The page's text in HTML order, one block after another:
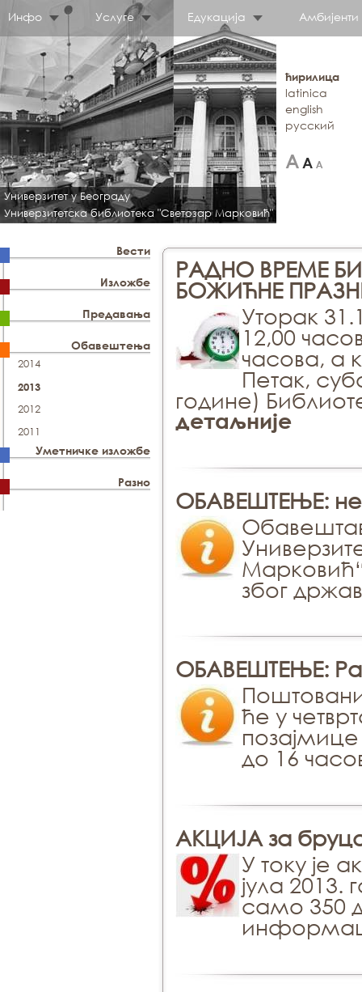
Инфо Услуге Едукација Амбијенти
Универзитет у Београду
Универзитетска библиотека "Светозар Марковић"
ћирилица
latinica
english
русский
Вести
Изложбе
Предавања
Обавештења
2014
2013
2012
2011
Уметничке изложбе
Разно
РАДНО ВРЕМЕ
БОЖИЋНЕ
Уторак
12,00
часова, а
Петак,
године)
детаљније
ОБАВЕШТЕЊЕ:
због
ОБАВЕШТЕЊЕ:
ће у
до 16
АКЦИЈА за
У току је
јула 2013.
само 350